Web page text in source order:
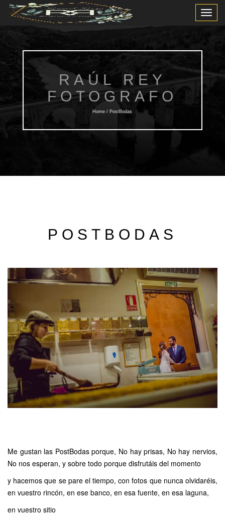
Toggle
RAÚL REY
FOTOGRAFO
Home / PostBodas
POSTBODAS
Me gustan las PostBodas porque, No hay prisas, No hay nervios,
No nos esperan, y sobre todo porque disfrutáis del momento
y hacemos que se pare el tiempo, con fotos que nunca olvidaréis,
en vuestro rincón, en ese banco, en esa fuente, en esa laguna,
en vuestro sitio